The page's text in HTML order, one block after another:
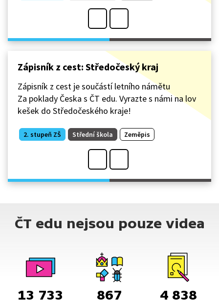
Zápisník z cest: Středočeský kraj
Zápisník z cest je součástí letního námětu
Za poklady Česka s ČT edu. Vyrazte s námi na lov
kešek do Středočeského kraje!
2. stupeň ZŠ Střední škola Zeměpis
ČT edu nejsou pouze videa
13 733 867 4 838